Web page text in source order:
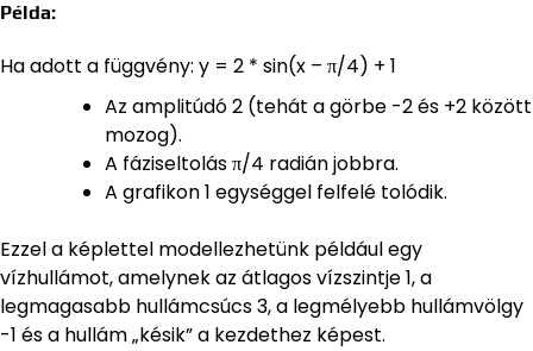
Példa:
Ha adott a függvény: y = 2 * sin(x – π/4) + 1
Az amplitúdó 2 (tehát a görbe -2 és +2 között
mozog).
A fáziseltolás π/4 radián jobbra.
A grafikon 1 egységgel felfelé tolódik.
Ezzel a képlettel modellezhetünk például egy
vízhullámot, amelynek az átlagos vízszintje 1, a
legmagasabb hullámcsúcs 3, a legmélyebb hullámvölgy
-1 és a hullám „késik” a kezdethez képest.